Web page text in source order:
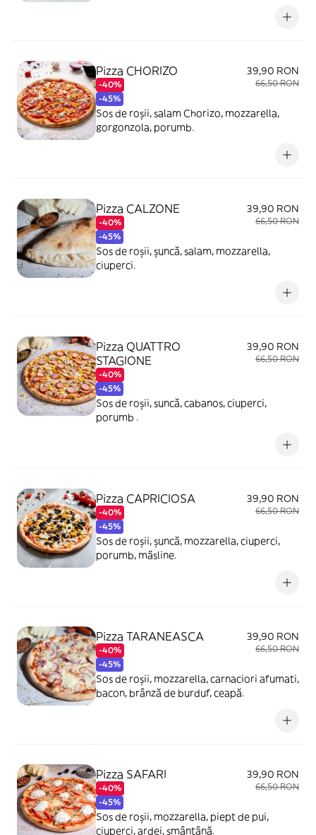
Pizza CHORIZO
-40%
-45%
39,90 RON
66,50 RON
Sos de roșii, salam Chorizo, mozzarella,
gorgonzola, porumb.
Pizza CALZONE
-40%
-45%
39,90 RON
66,50 RON
Sos de roșii, șuncă, salam, mozzarella,
ciuperci.
Pizza QUATTRO
STAGIONE
-40%
-45%
39,90 RON
66,50 RON
Sos de roșii, suncă, cabanos, ciuperci,
porumb .
Pizza CAPRICIOSA
-40%
-45%
39,90 RON
66,50 RON
Sos de roșii, șuncă, mozzarella, ciuperci,
porumb, măsline.
Pizza TARANEASCA
-40%
-45%
39,90 RON
66,50 RON
Sos de roșii, mozzarella, carnaciori afumati,
bacon, brânză de burduf, ceapă.
Pizza SAFARI
-40%
-45%
39,90 RON
66,50 RON
Sos de roșii, mozzarella, piept de pui,
ciuperci, ardei, smântână.